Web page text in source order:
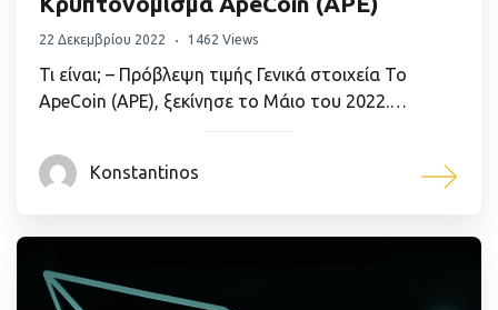
22 Δεκεμβρίου 2022 1462 Views
Τι είναι; – Πρόβλεψη τιμής Γενικά στοιχεία Το
ApeCoin (APE), ξεκίνησε το Μάιο του 2022.…
Konstantinos